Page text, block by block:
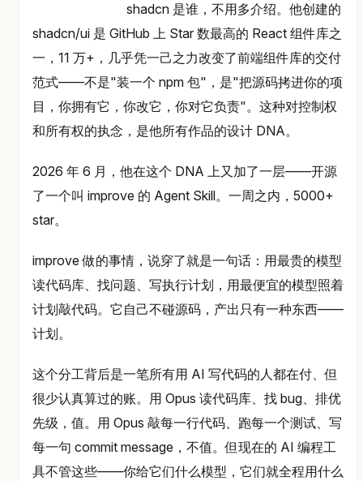
shadcn 是谁，不用多介绍。他创建的
shadcn/ui 是 GitHub 上 Star 数最高的 React 组件库之
一，11 万+，几乎凭一己之力改变了前端组件库的交付
范式——不是"装一个 npm 包"，是"把源码拷进你的项
目，你拥有它，你改它，你对它负责"。这种对控制权
和所有权的执念，是他所有作品的设计 DNA。
2026 年 6 月，他在这个 DNA 上又加了一层——开源
了一个叫 improve 的 Agent Skill。一周之内，5000+
star。
improve 做的事情，说穿了就是一句话：用最贵的模型
读代码库、找问题、写执行计划，用最便宜的模型照着
计划敲代码。它自己不碰源码，产出只有一种东西——
计划。
这个分工背后是一笔所有用 AI 写代码的人都在付、但
很少认真算过的账。用 Opus 读代码库、找 bug、排优
先级，值。用 Opus 敲每一行代码、跑每一个测试、写
每一句 commit message，不值。但现在的 AI 编程工
具不管这些——你给它们什么模型，它们就全程用什么